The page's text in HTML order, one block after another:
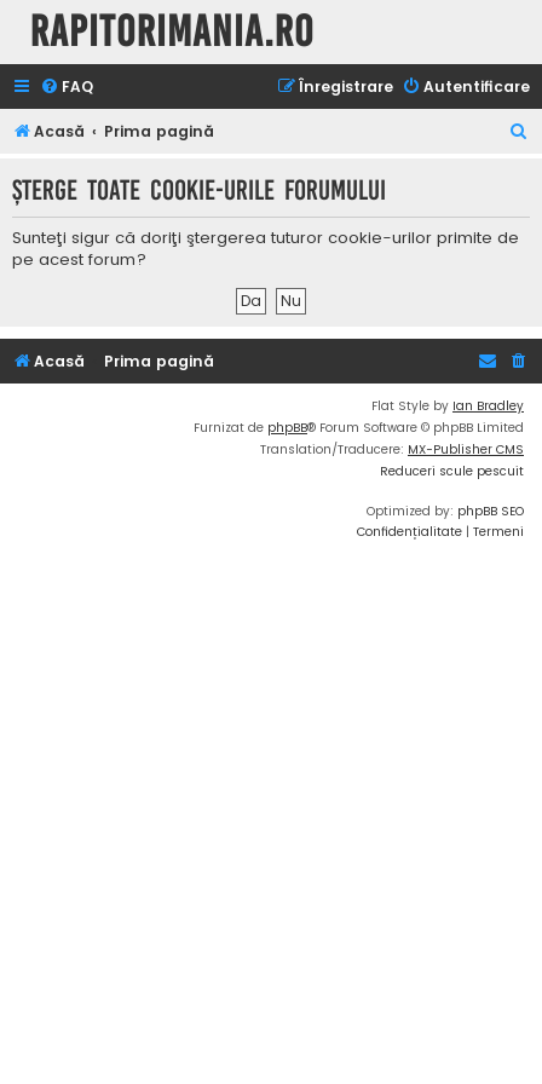
Rapitorimania.ro
FAQ Autentificare
Înregistrare
Acasă Prima pagină
t
Şterge toate cookie-urile forumului
Sunteţi sigur că doriţi ştergerea tuturor cookie-urilor primite de
pe acest forum?
Acasă Prima pagină
Flat Style by Ian Bradley
Furnizat de phpBB® Forum Software © phpBB Limited
Translation/Traducere: MX-Publisher CMS
Reduceri scule pescuit
Optimized by: phpBB SEO
Confidențialitate | Termeni